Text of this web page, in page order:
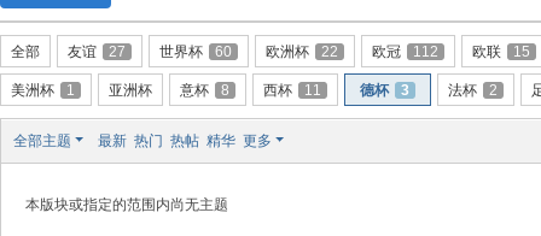
-
追
求
致
全部 友谊 27 世界杯 60 欧洲杯 22 欧冠 112 欧联 15
美洲杯 1 亚洲杯 意杯 8 西杯 11 德杯 3 法杯 2
全部主题 最新 热门 热帖 精华 更多
本版块或指定的范围内尚无主题